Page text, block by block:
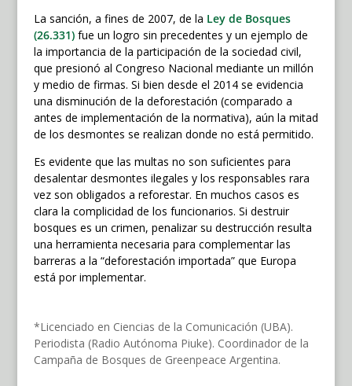
La sanción, a fines de 2007, de la Ley de Bosques
(26.331)fue un logro sin precedentes y un ejemplo de
la importancia de la participación de la sociedad civil,
que presionó al Congreso Nacional mediante un millón
y medio de firmas. Si bien desde el 2014 se evidencia
una disminución de la deforestación (comparado a
antes de implementación de la normativa), aún la mitad
de los desmontes se realizan donde no está permitido.
Es evidente que las multas no son suficientes para
desalentar desmontes ilegales y los responsables rara
vez son obligados a reforestar. En muchos casos es
clara la complicidad de los funcionarios. Si destruir
bosques es un crimen, penalizar su destrucción resulta
una herramienta necesaria para complementar las
barreras a la “deforestación importada” que Europa
está por implementar.
*Licenciado en Ciencias de la Comunicación (UBA).
Periodista (Radio Autónoma Piuke). Coordinador de la
Campaña de Bosques de Greenpeace Argentina.